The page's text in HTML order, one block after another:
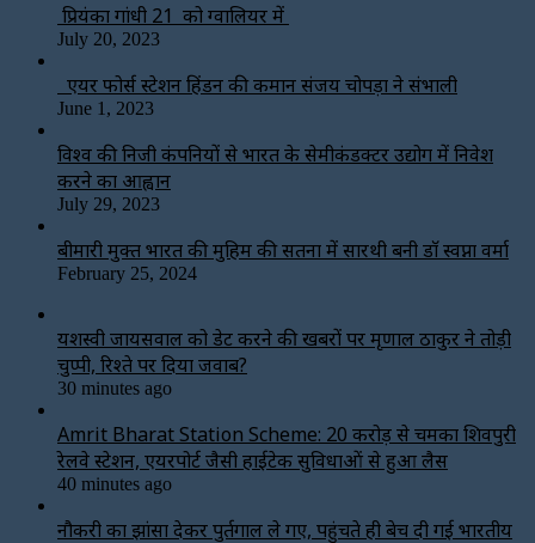
प्रियंका गांधी 21 को ग्वालियर में
July 20, 2023
एयर फोर्स स्टेशन हिंडन की कमान संजय चोपड़ा ने संभाली
June 1, 2023
विश्‍व की निजी कंपनियों से भारत के सेमीकंडक्टर उद्योग में निवेश
करने का आह्वान
July 29, 2023
बीमारी मुक्त भारत की मुहिम की सतना में सारथी बनी डाॅ स्वप्ना वर्मा
February 25, 2024
यशस्वी जायसवाल को डेट करने की खबरों पर मृणाल ठाकुर ने तोड़ी
चुप्पी, रिश्ते पर दिया जवाब?
30 minutes ago
Amrit Bharat Station Scheme: 20 करोड़ से चमका शिवपुरी
रेलवे स्टेशन, एयरपोर्ट जैसी हाईटेक सुविधाओं से हुआ लैस
40 minutes ago
नौकरी का झांसा देकर पुर्तगाल ले गए, पहुंचते ही बेच दी गई भारतीय